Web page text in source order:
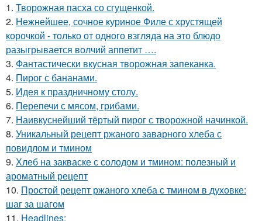
1. Творожная пасха со сгущенкой.
2. Нежнейшее, сочное куриное Филе с хрустящей
корочкой - только от одного взгляда на это блюдо
разыгрывается волчий аппетит ….
3. Фантастически вкусная творожная запеканка.
4. Пирог с бананами.
5. Идея к праздничному столу.
6. Перепечи с мясом, грибами.
7. Наивкуснейший тёртый пирог с творожной начинкой.
8. Уникальный рецепт ржаного заварного хлеба с
повидлом и тмином
9. Хлеб на закваске с солодом и тмином: полезный и
ароматный рецепт
10. Простой рецепт ржаного хлеба с тмином в духовке:
шаг за шагом
11. Headlines: